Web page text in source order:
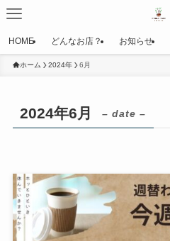
HOME どんなお店？ お知らせ
ホーム 2024年 6月
2024年6月 – date –